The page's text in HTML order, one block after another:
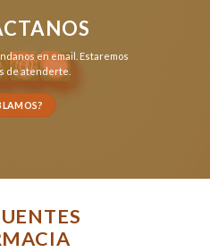
en email . Estaremos
de atenderte.